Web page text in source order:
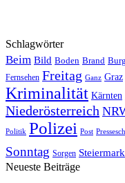
Schlagwörter
Beim Bild Boden Brand
Fernsehen Freitag Ganz Graz
Kriminalität Kärnten
Niederösterreich
Politik Polizei Post
Sonntag Sorgen Steiermark
Neueste Beiträge